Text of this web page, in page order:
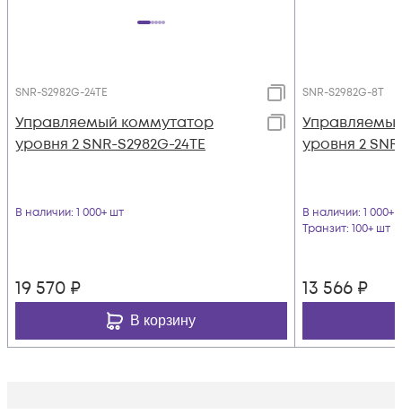
SNR-S2982G-24TE
Управляемый коммутатор
уровня 2 SNR-S2982G-24TE
В наличии: 1 000+ шт
19 570 ₽
В корзину
SNR-S2982G-8T
уровня 2
В наличии: 1 000+
Транзит: 100+ шт
13 566 ₽